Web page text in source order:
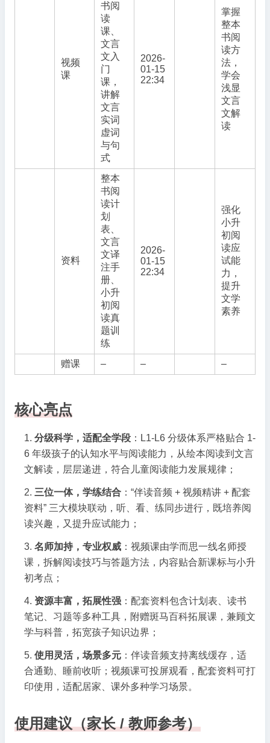
视频
课
书阅
读
课、
文言
文入
门
课，
讲解
文言
实词
虚词
与句
式
2026-
01-15
22:34
掌握
整本
书阅
读方
法，
学会
浅显
文言
文解
读
资料
整本
书阅
读计
划
表、
文言
文译
注手
册、
小升
初阅
读真
题训
练
2026-
01-15
22:34
强化
小升
初阅
读应
试能
力，
提升
文学
素养
赠课 – – –
核心亮点
分级科学，适配全学段 ：L1-L6 分级体系严格贴合 1-
6 年级孩子的认知水平与阅读能力，从绘本阅读到文言
文解读，层层递进，符合儿童阅读能力发展规律；
三位一体，学练结合 ：“伴读音频 + 视频精讲 + 配套
资料” 三大模块联动，听、看、练同步进行，既培养阅
读兴趣，又提升应试能力；
名师加持，专业权威 ：视频课由学而思一线名师授
课，拆解阅读技巧与答题方法，内容贴合新课标与小升
初考点；
资源丰富，拓展性强 ：配套资料包含计划表、读书
笔记、习题等多种工具，附赠斑马百科拓展课，兼顾文
学与科普，拓宽孩子知识边界；
使用灵活，场景多元 ：伴读音频支持离线缓存，适
合通勤、睡前收听；视频课可投屏观看，配套资料可打
印使用，适配居家、课外多种学习场景。
使用建议（家长 / 教师参考）